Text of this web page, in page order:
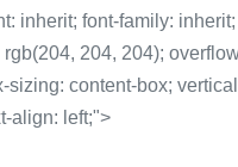
inherit; font-family:
204, 204);
sizing: content-box;
align: left;">